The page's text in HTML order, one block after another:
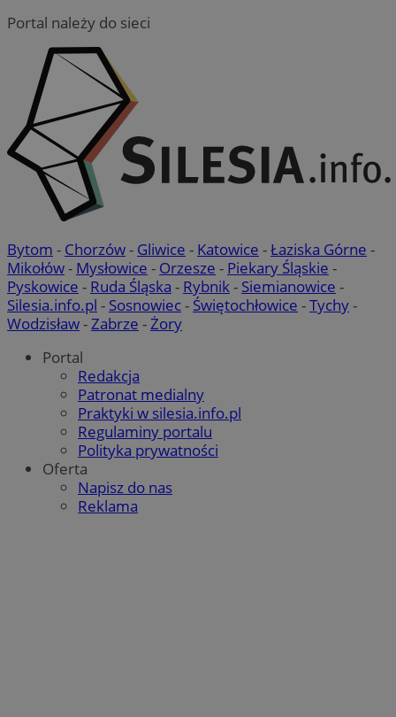
Portal należy do sieci
Bytom - Chorzów- Gliwice - Katowice -Łaziska Górne -
Mikołów- Mysłowice - Orzesze - Piekary Śląskie -
Pyskowice - Ruda Śląska - Rybnik- Siemianowice -
Silesia.info.pl - Sosnowiec- Świętochłowice -Tychy-
Wodzisław-Zabrze -Żory
Portal
Redakcja
Patronat medialny
Praktyki w silesia.info.pl
Regulaminy portalu
Polityka prywatności
Oferta
Napisz do nas
Reklama